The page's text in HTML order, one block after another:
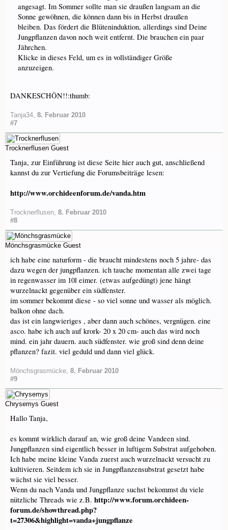
angesagt. Im Sommer sollte man sie draußen langsam an die
Sonne gewöhnen, die können dann bis in Herbst draußen
bleiben. Das fördert die Blüteninduktion, allerdings sind Deine
Jungpflanzen davon noch weit entfernt. Die brauchen ein paar
Jährchen.
Klicke in dieses Feld, um es in vollständiger Größe
anzuzeigen.
DANKESCHÖN!!:thumb:
Tanja34 8. Februar 2010
#7
Trocknerflusen Guest
Tanja, zur Einführung ist diese Seite hier auch gut, anschließend
kannst du zur Vertiefung die Forumsbeiträge lesen:
http://www.orchideenforum.de/vanda.htm
Trocknerflusen 8. Februar 2010
#8
Mönchsgrasmücke Guest
ich habe eine naturform - die braucht mindestens noch 5 jahre- das
dazu wegen der jungpflanzen. ich tauche momentan alle zwei tage
in regenwasser im 10l eimer. (etwas aufgedüngt) jene hängt
wurzelnackt gegenüber ein südfenster.
im sommer bekommt diese - so viel sonne und wasser als möglich.
balkon ohne dach.
das ist ein langwieriges , aber dann auch schönes, vergnügen. eine
asco. habe ich auch auf krork- 20 x 20 cm- auch das wird noch
mind. ein jahr dauern. auch südfenster. wie groß sind denn deine
pflanzen? fazit. viel geduld und dann viel glück.
Mönchsgrasmücke 8. Februar 2010
#9
Chrysemys Guest
Hallo Tanja,
es kommt wirklich darauf an, wie groß deine Vandeen sind.
Jungpflanzen sind eigentlich besser in luftigem Substrat aufgehoben.
Ich habe meine kleine Vanda zuerst auch wurzelnackt versucht zu
kultivieren. Seitdem ich sie in Jungpflanzensubstrat gesetzt habe
wächst sie viel besser.
Wenn du nach Vanda und Jungpflanze suchst bekommst du viele
nützliche Threads wie z.B. http://www.forum.orchideen-
forum.de/showthread.php?
t=27306&highlight=vanda+jungpflanze